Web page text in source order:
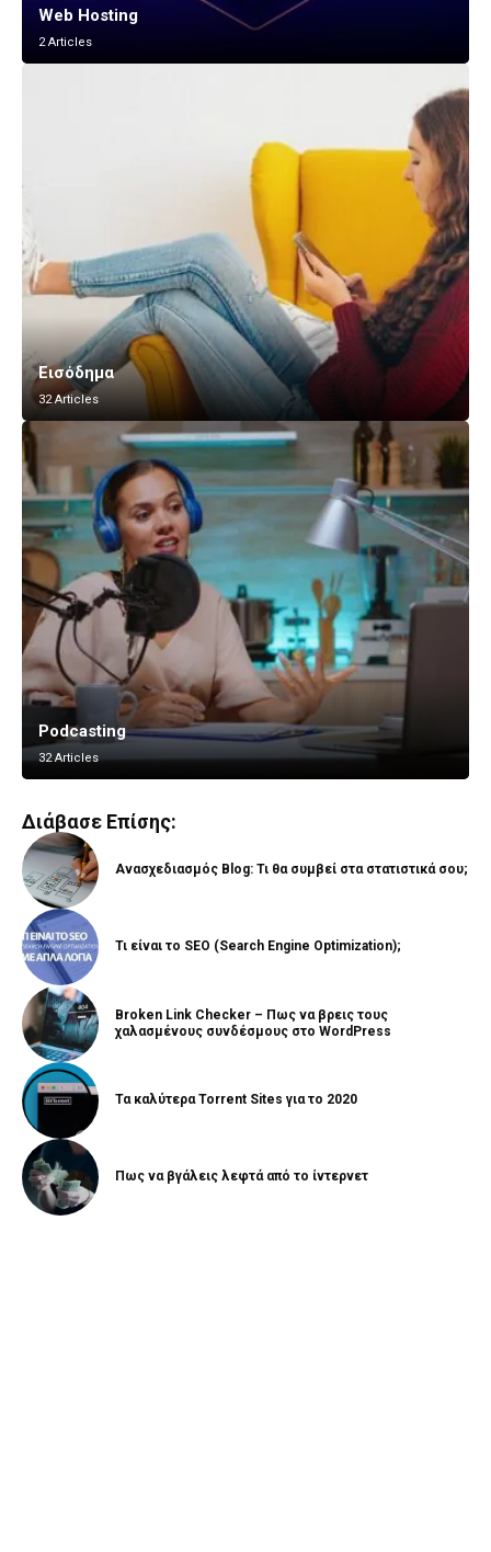
Web Hosting
2 Articles
Εισόδημα
32 Articles
Podcasting
32 Articles
Vlogging
8 Articles
Διάβασε Επίσης:
Ανασχεδιασμός Blog: Τι θα συμβεί στα στατιστικά σου;
Τι είναι το SEO (Search Engine Optimization);
Broken Link Checker – Πως να βρεις τους
χαλασμένους συνδέσμους στο WordPress
Τα καλύτερα Torrent Sites για το 2020
Πως να βγάλεις λεφτά από το ίντερνετ